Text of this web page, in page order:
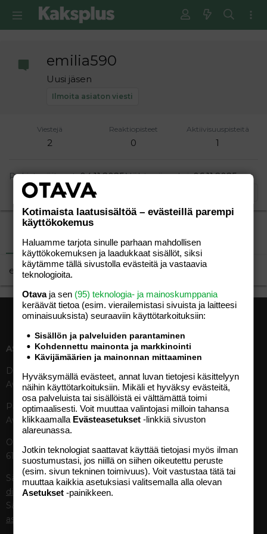
Ilmoita asiaton viesti
emilia590
Uusi jäsen
Viestejä
2
Reaktiopisteet
0
Aktiivisuuspisteitä
1
Rekisteröitynyt 04.11.2025Nähty viimeksi 06.11.2025
Uusimmat viestit Tietoja
emilia590 ei ole viestittänyt mittän viime aikoina.
ASIAKASPALVELU
Digipalvelut (09) 156 6227
Avoinna ma–pe 8–19
Painettu lehti (09) 156 665
Avoinna ma–pe 8–19
Otavamedian vaihde (09) 156
61
Sähköposti (digi)
digi@otavamedia.fi
Sähköposti
asiakaspalvelu@otavamedia.fi
MEDIATIEDOT
Tekniset tiedot, aikataulut ja
ilmoitushinnat
Tietoa verkon kävijöistä
Tietosuojaseloste
Avoimuusraportti
TUOTTEET
Aikakauslehdet
Kotimaista laatusisältöä – evästeillä parempi
käyttökokemus
Haluamme tarjota sinulle parhaan mahdollisen
käyttökokemuksen ja laadukkaat sisällöt, siksi
käytämme tällä sivustolla evästeitä ja vastaavia
teknologioita.
Otavaja sen (95) teknologia- ja mainoskumppania
keräävät tietoa (esim. vierailemis­tasi sivuista ja laitteesi
ominaisuuk­sista) seuraaviin käyttötarkoituksiin:
Sisällön ja palveluiden parantaminen
Kohdennettu mainonta ja markkinointi
Kävijämäärien ja mainonnan mittaaminen
Hyväksymällä evästeet, annat luvan tietojesi käsittelyyn
näihin käyttötarkoituksiin. Mikäli et hyväksy evästeitä,
osa palveluista tai sisällöistä ei välttämättä toimi
optimaalisesti. Voit muuttaa valintojasi milloin tahansa
klikkaamalla Evästeasetukset -linkkiä sivuston
alareunassa.
Jotkin teknologiat saattavat käyttää tietojasi myös ilman
suostumustasi, jos niillä on siihen oikeutettu peruste
(esim. sivun tekninen toimivuus). Voit vastustaa tätä tai
muuttaa kaikkia asetuksiasi valitsemalla alla olevan
Asetukset -painikkeen.